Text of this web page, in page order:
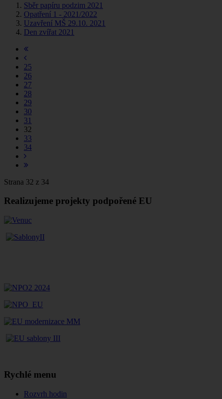
Sběr papíru podzim 2021
Opatření 1 - 2021/2022
Uzavření MŠ 29.10. 2021
Den zvířat 2021
25
26
27
28
29
30
31
32
33
34
Strana 32 z 34
Realizujeme projekty podpořené EU
Rychlé menu
Rozvrh hodin